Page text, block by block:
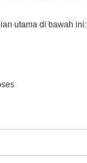
utama di bawah ini: